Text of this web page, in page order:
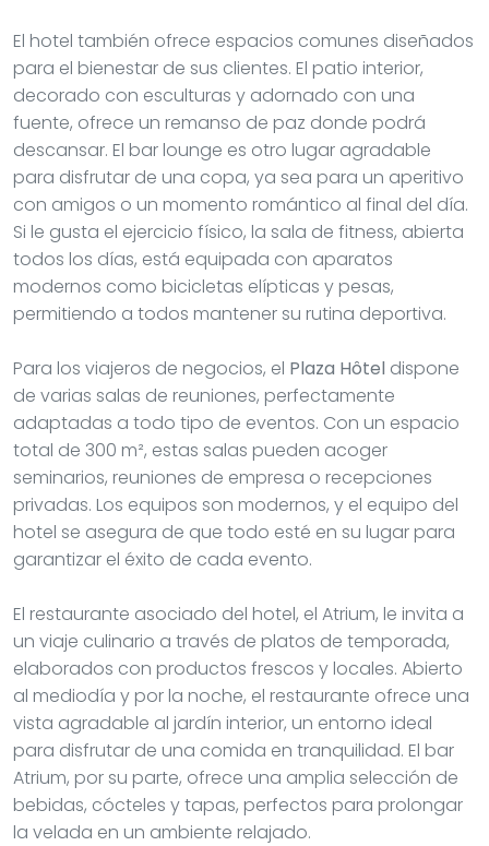
El hotel también ofrece espacios comunes diseñados
para el bienestar de sus clientes. El patio interior,
decorado con esculturas y adornado con una
fuente, ofrece un remanso de paz donde podrá
descansar. El bar lounge es otro lugar agradable
para disfrutar de una copa, ya sea para un aperitivo
con amigos o un momento romántico al final del día.
Si le gusta el ejercicio físico, la sala de fitness, abierta
todos los días, está equipada con aparatos
modernos como bicicletas elípticas y pesas,
permitiendo a todos mantener su rutina deportiva.
Para los viajeros de negocios, el Plaza Hôtel dispone
de varias salas de reuniones, perfectamente
adaptadas a todo tipo de eventos. Con un espacio
total de 300 m², estas salas pueden acoger
seminarios, reuniones de empresa o recepciones
privadas. Los equipos son modernos, y el equipo del
hotel se asegura de que todo esté en su lugar para
garantizar el éxito de cada evento.
El restaurante asociado del hotel, el Atrium, le invita a
un viaje culinario a través de platos de temporada,
elaborados con productos frescos y locales. Abierto
al mediodía y por la noche, el restaurante ofrece una
vista agradable al jardín interior, un entorno ideal
para disfrutar de una comida en tranquilidad. El bar
Atrium, por su parte, ofrece una amplia selección de
bebidas, cócteles y tapas, perfectos para prolongar
la velada en un ambiente relajado.